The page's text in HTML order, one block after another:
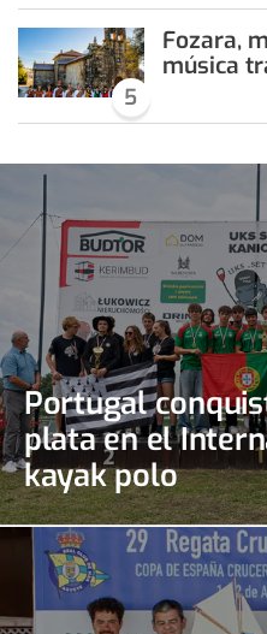
5
Fozara,
música
Portugal
plata en el
kayak polo